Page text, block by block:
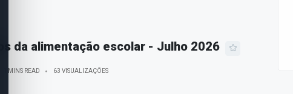
da alimentação escolar - Julho 2026
1 MINS READ 63 VISUALIZAÇÕES